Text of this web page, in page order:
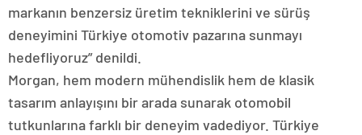
markanın benzersiz üretim tekniklerini ve sürüş
deneyimini Türkiye otomotiv pazarına sunmayı
hedefliyoruz” denildi.
Morgan, hem modern mühendislik hem de klasik
tasarım anlayışını bir arada sunarak otomobil
tutkunlarına farklı bir deneyim vadediyor. Türkiye